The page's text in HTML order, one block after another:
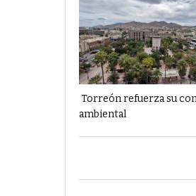
Torreón refuerza su
ambiental